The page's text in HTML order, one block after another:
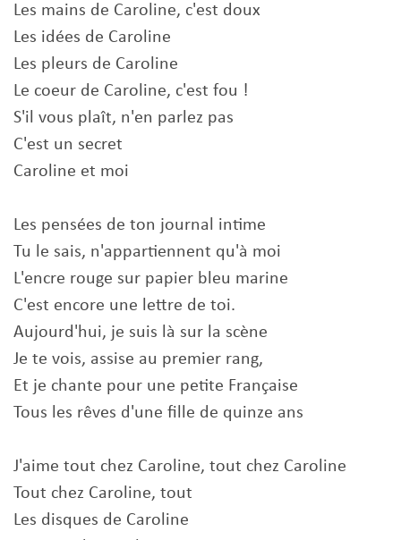
Les mains de Caroline, c'est doux
Les idées de Caroline
Les pleurs de Caroline
Le coeur de Caroline, c'est fou !
S'il vous plaît, n'en parlez pas
C'est un secret
Caroline et moi
Les pensées de ton journal intime
Tu le sais, n'appartiennent qu'à moi
L'encre rouge sur papier bleu marine
C'est encore une lettre de toi.
Aujourd'hui, je suis là sur la scène
Je te vois, assise au premier rang,
Et je chante pour une petite Française
Tous les rêves d'une fille de quinze ans
J'aime tout chez Caroline, tout chez Caroline
Tout chez Caroline, tout
Les disques de Caroline